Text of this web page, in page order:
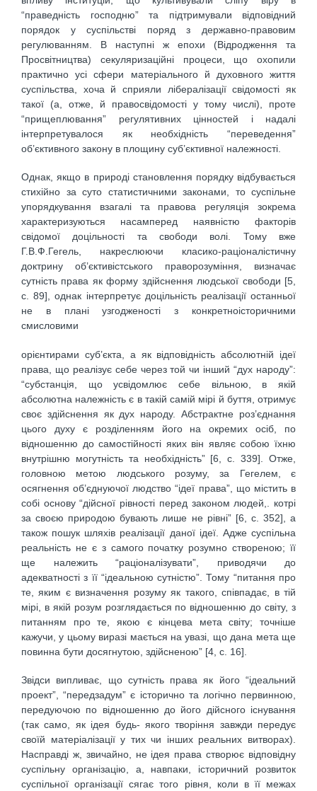
“праведність господню” та підтримували відповідний
порядок у суспільстві поряд з державно-правовим
регулюванням. В наступні ж епохи (Відродження та
Просвітництва) секуляризаційні процеси, що охопили
практично усі сфери матеріального й духовного життя
суспільства, хоча й сприяли лібералізації свідомості як
такої (а, отже, й правосвідомості у тому числі), проте
“прищеплювання” регулятивних цінностей і надалі
інтерпретувалося як необхідність “переведення”
об’єктивного закону в площину суб’єктивної належності.
Однак, якщо в природі становлення порядку відбувається
стихійно за суто статистичними законами, то суспільне
упорядкування взагалі та правова регуляція зокрема
характеризуються насамперед наявністю факторів
свідомої доцільності та свободи волі. Тому вже
Г.В.Ф.Гегель, накреслюючи класико-раціоналістичну
доктрину об’єктивістського праворозуміння, визначає
сутність права як форму здійснення людської свободи [5,
с. 89], однак інтерпретує доцільність реалізації останньої
не в плані узгодженості з конкретноісторичними
смисловими
орієнтирами суб’єкта, а як відповідність абсолютній ідеї
права, що реалізує себе через той чи інший “дух народу”:
“субстанція, що усвідомлює себе вільною, в якій
абсолютна належність є в такій самій мірі й буття, отримує
своє здійснення як дух народу. Абстрактне роз’єднання
цього духу є розділенням його на окремих осіб, по
відношенню до самостійності яких він являє собою їхню
внутрішню могутність та необхідність” [6, с. 339]. Отже,
головною метою людського розуму, за Гегелем, є
осягнення об’єднуючої людство “ідеї права”, що містить в
собі основу “дійсної рівності перед законом людей,. котрі
за своєю природою бувають лише не рівні” [6, с. 352], а
також пошук шляхів реалізації даної ідеї. Адже суспільна
реальність не є з самого початку розумно створеною; її
ще належить “раціоналізувати”, приводячи до
адекватності з її “ідеальною сутністю”. Тому “питання про
те, яким є визначення розуму як такого, співпадає, в тій
мірі, в якій розум розглядається по відношенню до світу, з
питанням про те, якою є кінцева мета світу; точніше
кажучи, у цьому виразі мається на увазі, що дана мета ще
повинна бути досягнутою, здійсненою” [4, с. 16].
Звідси випливає, що сутність права як його “ідеальний
проект”, “передзадум” є історично та логічно первинною,
передуючою по відношенню до його дійсного існування
(так само, як ідея будь- якого творіння завжди передує
своїй матеріалізації у тих чи інших реальних витворах).
Насправді ж, звичайно, не ідея права створює відповідну
суспільну організацію, а, навпаки, історичний розвиток
суспільної організації сягає того рівня, коли в її межах